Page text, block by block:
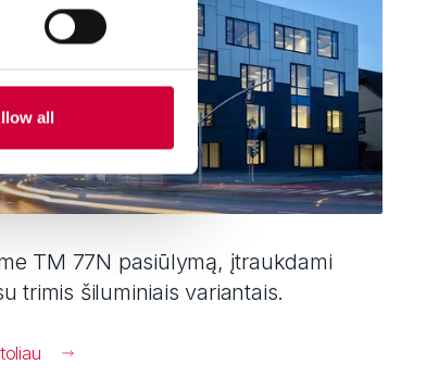
all
TM 77N pasiūlymą, įtraukdami
trimis šiluminiais variantais.